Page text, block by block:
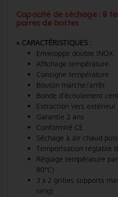
Capacité de séchage : 8
paires de bottes
» CARACTÉRISTIQUES :
Enveloppe double INOX
Affichage température
Consigne température
Bouton marche/arrêt
Bonde d’écoulement
Extraction vers
Garantie 2 ans
Conformité CE
Séchage à air chaud
Temporisation réglable
Réglage température par
80°C)
3 x 2 grilles supports
rang)